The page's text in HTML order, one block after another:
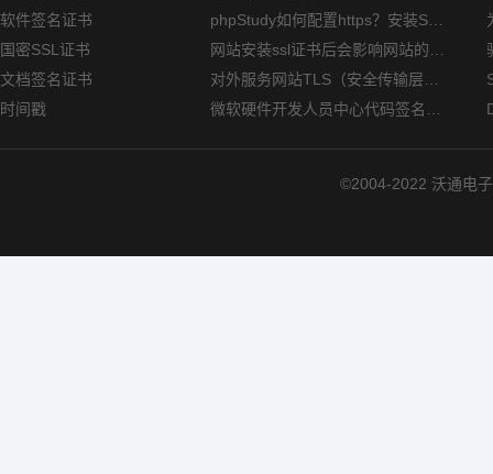
软件签名证书
国密SSL证书
文档签名证书
时间戳
©2004-2022 沃通电